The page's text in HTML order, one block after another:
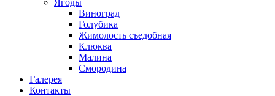
Виноград
Голубика
Жимолость съедобная
Клюква
Малина
Смородина
Галерея
Контакты